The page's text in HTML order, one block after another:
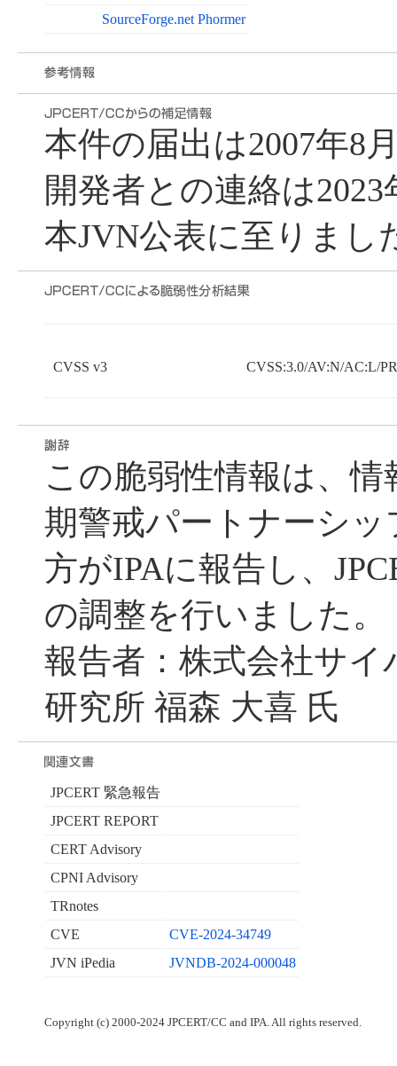
SourceForge.net Phormer
本件の届出は2007年8
開発者との連絡は
本JVN公表に至りまし
CVSS v3 CVSS:3.0/AV:N/AC:L/
この脆弱性情報は、
期警戒パートナーシ
方がIPAに報告し、
の調整を行いました。
報告者：株式会社サ
研究所 福森 大喜 氏
JPCERT 緊急報告
JPCERT REPORT
CERT Advisory
CPNI Advisory
TRnotes
CVE
CVE-2024-34749
JVN iPedia
JVNDB-2024-000048
Copyright (c) 2000-2024 JPCERT/CC and IPA. All rights reserved.